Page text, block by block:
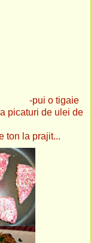
-pui o tigaie
picaturi de ulei de
ton la prajit...